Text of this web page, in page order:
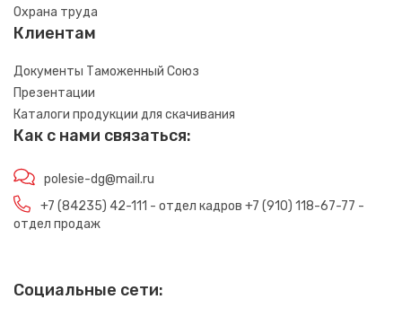
Охрана труда
Клиентам
Документы Таможенный Союз
Презентации
Каталоги продукции для скачивания
Как с нами связаться:
polesie-dg@mail.ru
+7 (84235) 42-111 - отдел кадров +7 (910) 118-67-77 -
отдел продаж
Социальные сети: